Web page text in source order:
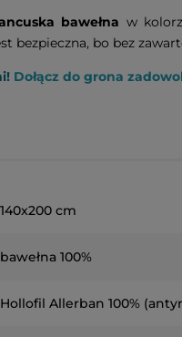
bawełna w
bezpieczna, bo bez
Dołącz do grona
140x200 cm
bawełna 100%
Hollofil Allerban 100%